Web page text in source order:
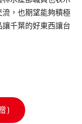
，也期望能夠積極
千葉的好東西讓台
)